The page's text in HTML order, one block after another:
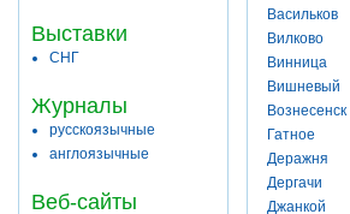
Выставки
СНГ
Журналы
русскоязычные
англоязычные
Веб-сайты
Васильков
Вилково
Винница
Вишневый
Вознесенск
Гатное
Деражня
Дергачи
Джанкой